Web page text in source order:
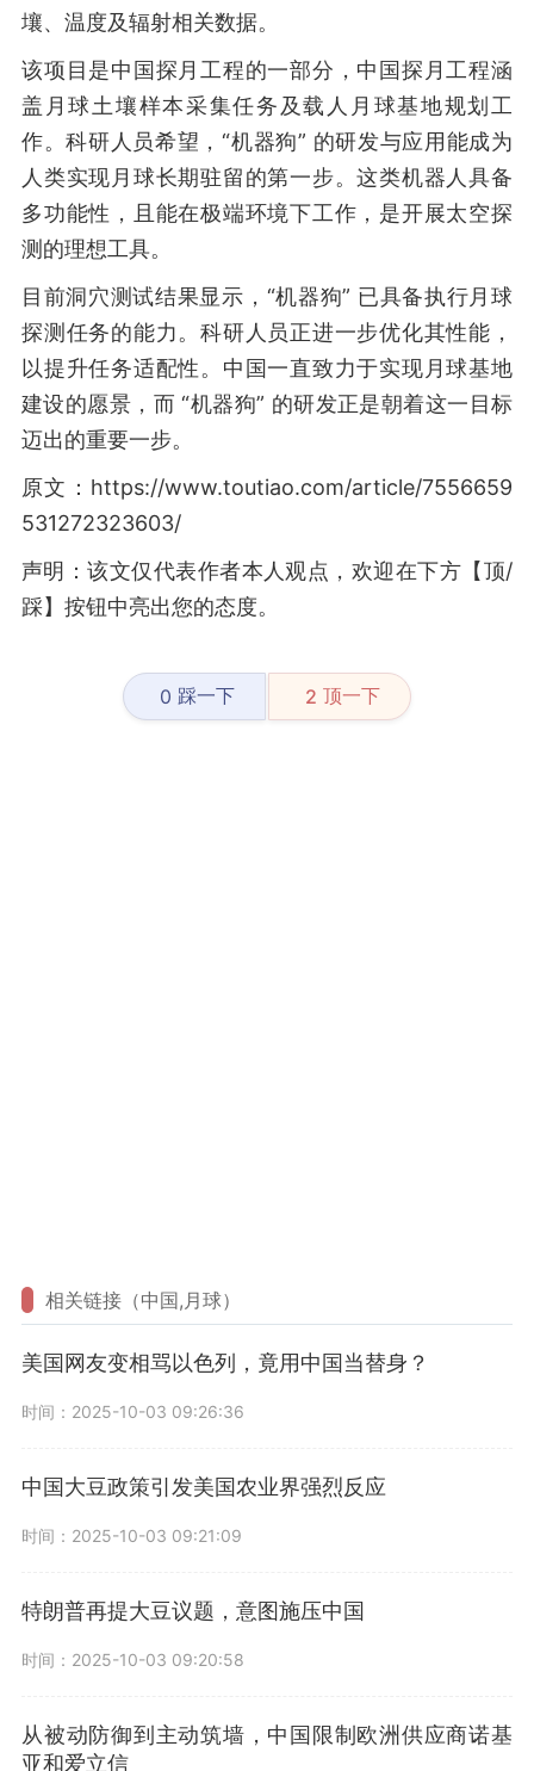
壤、温度及辐射相关数据。
该项目是中国探月工程的一部分，中国探月工程涵
盖月球土壤样本采集任务及载人月球基地规划工
作。科研人员希望，“机器狗” 的研发与应用能成为
人类实现月球长期驻留的第一步。这类机器人具备
多功能性，且能在极端环境下工作，是开展太空探
测的理想工具。
目前洞穴测试结果显示，“机器狗” 已具备执行月球
探测任务的能力。科研人员正进一步优化其性能，
以提升任务适配性。中国一直致力于实现月球基地
建设的愿景，而 “机器狗” 的研发正是朝着这一目标
迈出的重要一步。
原文：https://www.toutiao.com/article/7556659
531272323603/
声明：该文仅代表作者本人观点，欢迎在下方【顶/
踩】按钮中亮出您的态度。
0 踩一下 2 顶一下
相关链接（中国,月球）
美国网友变相骂以色列，竟用中国当替身？
时间：2025-10-03 09:26:36
中国大豆政策引发美国农业界强烈反应
时间：2025-10-03 09:21:09
特朗普再提大豆议题，意图施压中国
时间：2025-10-03 09:20:58
从被动防御到主动筑墙，中国限制欧洲供应商诺基
亚和爱立信